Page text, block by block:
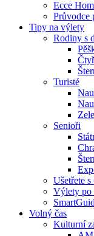
Ecce
Průvodce
Tipy na výlety
Rodiny s
Turisté
Senioři
Ušetřete
Výlety po
Volný čas
Kulturní